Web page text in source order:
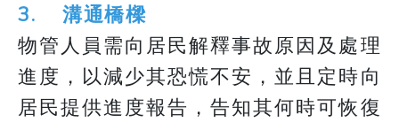
3. 溝通橋樑
物管人員需向居民解釋事故原因及處理
進度，以減少其恐慌不安，並且定時向
居民提供進度報告，告知其何時可恢復